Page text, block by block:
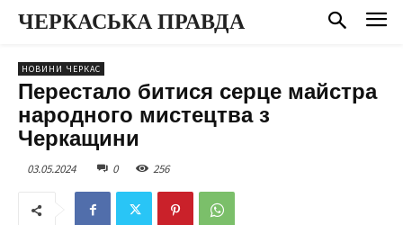
ЧЕРКАСЬКА ПРАВДА
НОВИНИ ЧЕРКАС
Перестало битися серце майстра
народного мистецтва з
Черкащини
03.05.2024 0 256